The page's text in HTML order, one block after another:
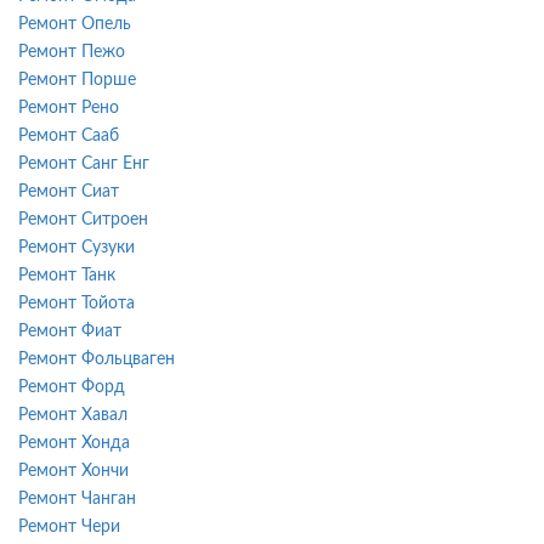
Ремонт Опель
Ремонт Пежо
Ремонт Порше
Ремонт Рено
Ремонт Сааб
Ремонт Санг Енг
Ремонт Сиат
Ремонт Ситроен
Ремонт Сузуки
Ремонт Танк
Ремонт Тойота
Ремонт Фиат
Ремонт Фольцваген
Ремонт Форд
Ремонт Хавал
Ремонт Хонда
Ремонт Хончи
Ремонт Чанган
Ремонт Чери